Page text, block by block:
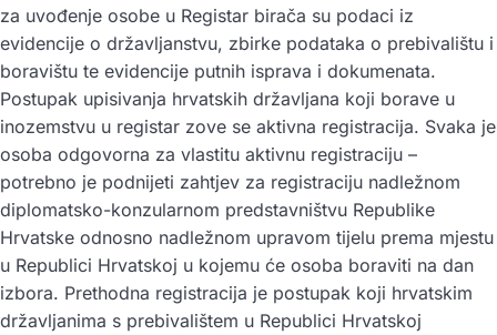
za uvođenje osobe u Registar birača su podaci iz
evidencije o državljanstvu, zbirke podataka o prebivalištu i
boravištu te evidencije putnih isprava i dokumenata.
Postupak upisivanja hrvatskih državljana koji borave u
inozemstvu u registar zove se aktivna registracija. Svaka je
osoba odgovorna za vlastitu aktivnu registraciju –
potrebno je podnijeti zahtjev za registraciju nadležnom
diplomatsko-konzularnom predstavništvu Republike
Hrvatske odnosno nadležnom upravom tijelu prema mjestu
u Republici Hrvatskoj u kojemu će osoba boraviti na dan
izbora. Prethodna registracija je postupak koji hrvatskim
državljanima s prebivalištem u Republici Hrvatskoj